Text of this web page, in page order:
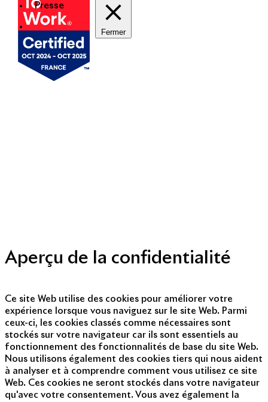
Presse
Fermer
Aperçu de la confidentialité
Ce site Web utilise des cookies pour améliorer votre
expérience lorsque vous naviguez sur le site Web. Parmi
ceux-ci, les cookies classés comme nécessaires sont
stockés sur votre navigateur car ils sont essentiels au
fonctionnement des fonctionnalités de base du site Web.
Nous utilisons également des cookies tiers qui nous aident
à analyser et à comprendre comment vous utilisez ce site
Web. Ces cookies ne seront stockés dans votre navigateur
qu'avec votre consentement. Vous avez également la